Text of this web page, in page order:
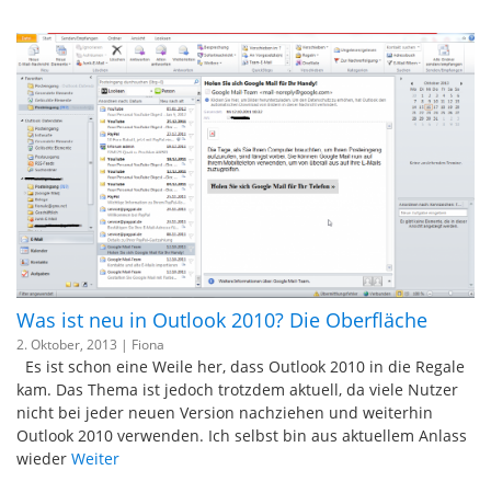
Was ist neu in Outlook 2010? Die Oberfläche
2. Oktober, 2013 | Fiona
Es ist schon eine Weile her, dass Outlook 2010 in die Regale
kam. Das Thema ist jedoch trotzdem aktuell, da viele Nutzer
nicht bei jeder neuen Version nachziehen und weiterhin
Outlook 2010 verwenden. Ich selbst bin aus aktuellem Anlass
wieder Weiter